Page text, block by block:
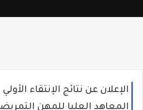
الإعلان عن نتائج الإنتقاء
المعاهد العليا للمهن